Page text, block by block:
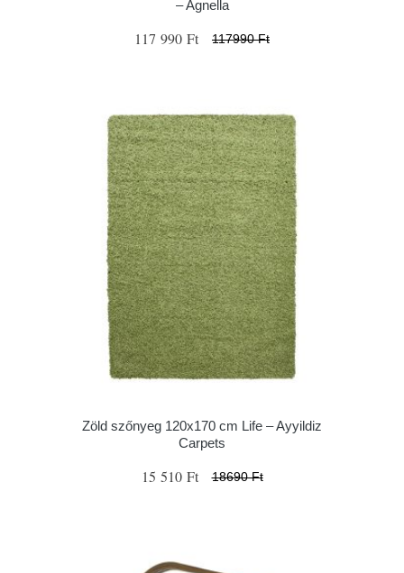
– Agnella
117 990 Ft 117990 Ft
Zöld szőnyeg 120x170 cm Life – Ayyildiz
Carpets
15 510 Ft 18690 Ft